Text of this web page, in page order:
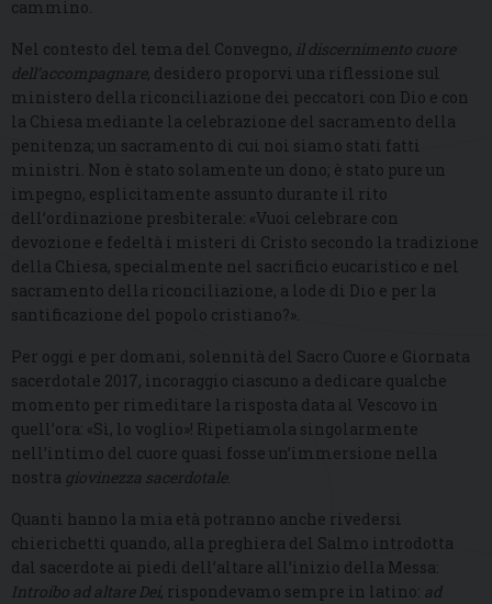
cammino.
Nel contesto del tema del Convegno, il discernimento cuore
dell’accompagnare, desidero proporvi una riflessione sul
ministero della riconciliazione dei peccatori con Dio e con
la Chiesa mediante la celebrazione del sacramento della
penitenza; un sacramento di cui noi siamo stati fatti
ministri. Non è stato solamente un dono; è stato pure un
impegno, esplicitamente assunto durante il rito
dell’ordinazione presbiterale: «Vuoi celebrare con
devozione e fedeltà i misteri di Cristo secondo la tradizione
della Chiesa, specialmente nel sacrificio eucaristico e nel
sacramento della riconciliazione, a lode di Dio e per la
santificazione del popolo cristiano?».
Per oggi e per domani, solennità del Sacro Cuore e Giornata
sacerdotale 2017, incoraggio ciascuno a dedicare qualche
momento per rimeditare la risposta data al Vescovo in
quell’ora: «Sì, lo voglio»! Ripetiamola singolarmente
nell’intimo del cuore quasi fosse un’immersione nella
nostra giovinezza sacerdotale.
Quanti hanno la mia età potranno anche rivedersi
chierichetti quando, alla preghiera del Salmo introdotta
dal sacerdote ai piedi dell’altare all’inizio della Messa:
Introibo ad altare Dei, rispondevamo sempre in latino: ad